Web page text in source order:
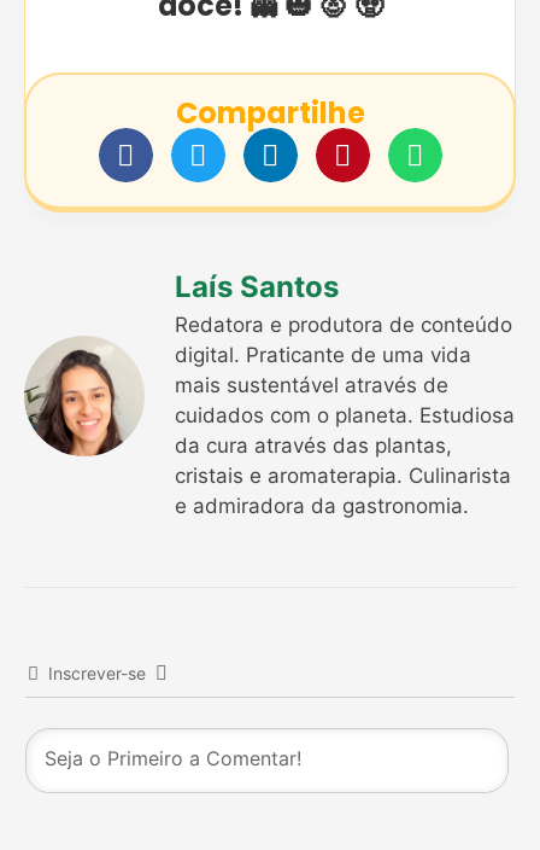
Compartilhe
Laís Santos
Redatora e produtora de conteúdo
digital. Praticante de uma vida
mais sustentável através de
cuidados com o planeta. Estudiosa
da cura através das plantas,
cristais e aromaterapia. Culinarista
e admiradora da gastronomia.
Inscrever-se